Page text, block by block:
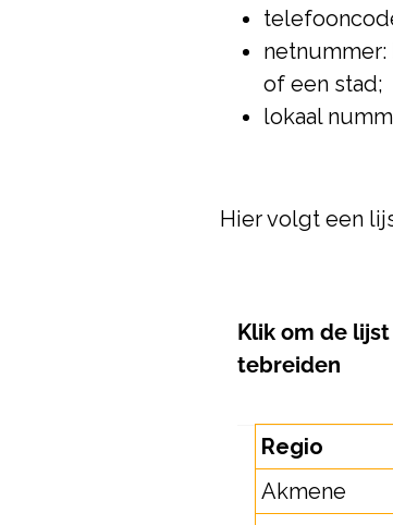
of een stad;
lokaal
Hier volgt een
Klik om de
tebreiden
Regio
Akmene